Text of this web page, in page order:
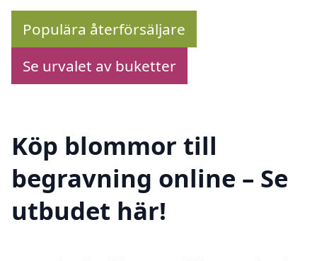
Populära återförsäljare
Se urvalet av buketter
Köp blommor till
begravning online – Se
utbudet här!